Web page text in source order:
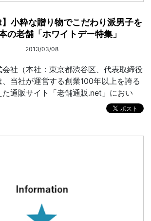
】小粋な贈り物でこだわり派男子を
の老舗「ホワイトデー特集」
2013/03/08
社（本社：東京都渋谷区、代表取締役
当社が運営する創業100年以上を誇る
通販サイト「老舗通販.net」におい